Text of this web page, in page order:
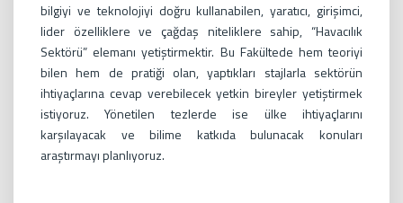
bilgiyi ve teknolojiyi doğru kullanabilen, yaratıcı, girişimci,
lider özelliklere ve çağdaş niteliklere sahip, “Havacılık
Sektörü” elemanı yetiştirmektir. Bu Fakültede hem teoriyi
bilen hem de pratiği olan, yaptıkları stajlarla sektörün
ihtiyaçlarına cevap verebilecek yetkin bireyler yetiştirmek
istiyoruz. Yönetilen tezlerde ise ülke ihtiyaçlarını
karşılayacak ve bilime katkıda bulunacak konuları
araştırmayı planlıyoruz.